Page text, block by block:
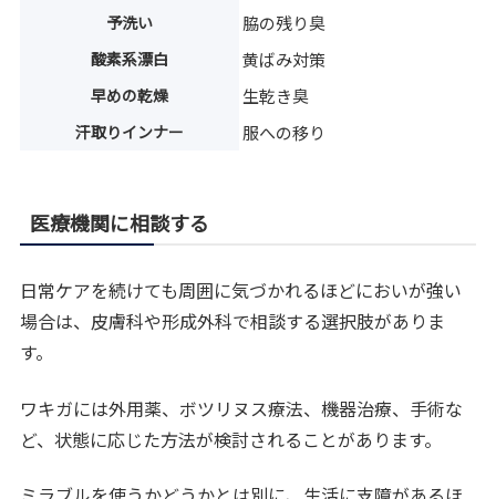
予洗い 脇の残り臭
酸素系漂白 黄ばみ対策
早めの乾燥 生乾き臭
汗取りインナー 服への移り
医療機関に相談する
日常ケアを続けても周囲に気づかれるほどにおいが強い
場合は、皮膚科や形成外科で相談する選択肢がありま
す。
ワキガには外用薬、ボツリヌス療法、機器治療、手術な
ど、状態に応じた方法が検討されることがあります。